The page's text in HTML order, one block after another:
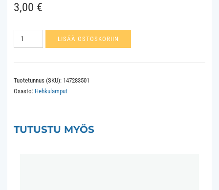
3,00 €
Hehkulamppu
E14
5W
C-
1.5Khrs
LISÄÄ OSTOSKORIIN
Tuotetunnus (SKU): 147283501
Osasto: Hehkulamput
TUTUSTU MYÖS